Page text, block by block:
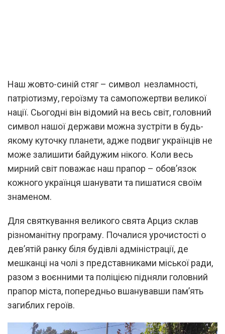
Наш жовто-синій стяг – символ незламності,
патріотизму, героїзму та самопожертви великої
нації. Сьогодні він відомий на весь світ, головний
символ нашої держави можна зустріти в будь-
якому куточку планети, адже подвиг українців не
може залишити байдужим нікого. Коли весь
мирний світ поважає наш прапор – обов’язок
кожного українця шанувати та пишатися своїм
знаменом.
Для святкування великого свята Арциз склав
різноманітну програму. Почалися урочистості о
дев’ятій ранку біля будівлі адміністрації, де
мешканці на чолі з представниками міської ради,
разом з воєнними та поліцією підняли головний
прапор міста, попередньо вшанувавши пам’ять
загиблих героїв.